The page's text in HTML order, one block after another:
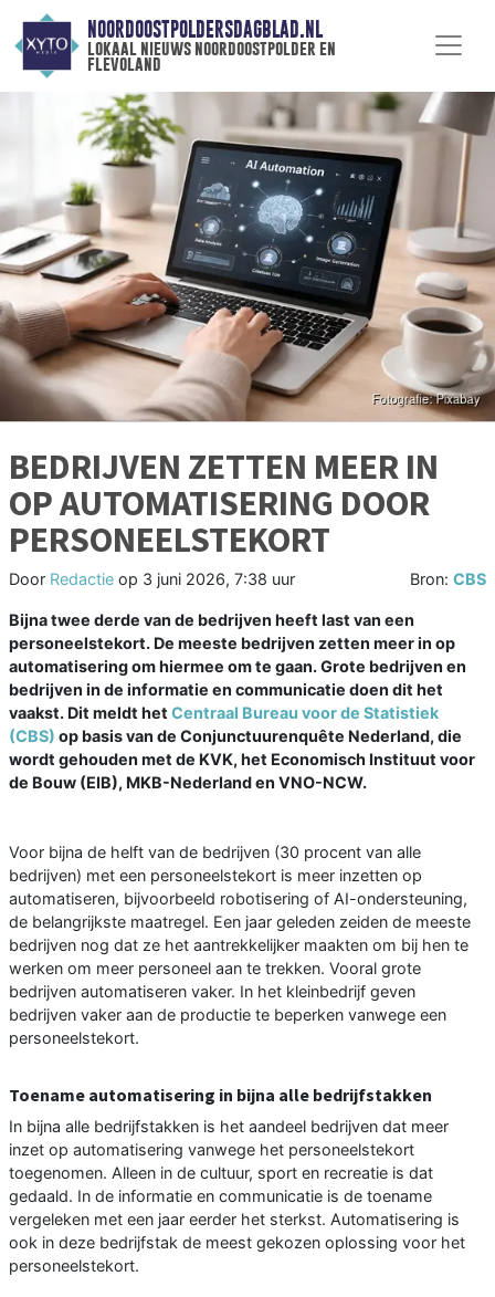
NOORDOOSTPOLDERSDAGBLAD.NL
lokaal nieuws noordoostpolder en
flevoland
BEDRIJVEN ZETTEN MEER IN
OP AUTOMATISERING DOOR
PERSONEELSTEKORT
Door Redactie op 3 juni 2026, 7:38 uur Bron: CBS
Bijna twee derde van de bedrijven heeft last van een
personeelstekort. De meeste bedrijven zetten meer in op
automatisering om hiermee om te gaan. Grote bedrijven en
bedrijven in de informatie en communicatie doen dit het
vaakst. Dit meldt het Centraal Bureau voor de Statistiek
(CBS) op basis van de Conjunctuurenquête Nederland, die
wordt gehouden met de KVK, het Economisch Instituut voor
de Bouw (EIB), MKB-Nederland en VNO-NCW.
Voor bijna de helft van de bedrijven (30 procent van alle
bedrijven) met een personeelstekort is meer inzetten op
automatiseren, bijvoorbeeld robotisering of AI-ondersteuning,
de belangrijkste maatregel. Een jaar geleden zeiden de meeste
bedrijven nog dat ze het aantrekkelijker maakten om bij hen te
werken om meer personeel aan te trekken. Vooral grote
bedrijven automatiseren vaker. In het kleinbedrijf geven
bedrijven vaker aan de productie te beperken vanwege een
personeelstekort.
Toename automatisering in bijna alle bedrijfstakken
In bijna alle bedrijfstakken is het aandeel bedrijven dat meer
inzet op automatisering vanwege het personeelstekort
toegenomen. Alleen in de cultuur, sport en recreatie is dat
gedaald. In de informatie en communicatie is de toename
vergeleken met een jaar eerder het sterkst. Automatisering is
ook in deze bedrijfstak de meest gekozen oplossing voor het
personeelstekort.